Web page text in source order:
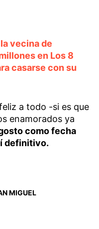
vecina de
en Los 8
casarse con su
a todo -si es que
enamorados ya
como fecha
definitivo.
MIGUEL